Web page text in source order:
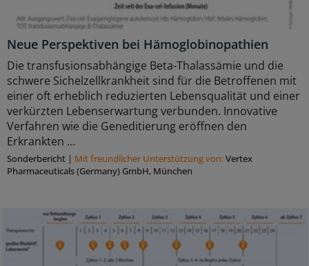
Neue Perspektiven bei Hämoglobinopathien
Die transfusionsabhängige Beta-Thalassämie und die
schwere Sichelzellkrankheit sind für die Betroffenen mit
einer oft erheblich reduzierten Lebensqualität und einer
verkürzten Lebenserwartung verbunden. Innovative
Verfahren wie die Geneditierung eröffnen den
Erkrankten ...
Sonderbericht | Mit freundlicher Unterstützung von:Vertex
Pharmaceuticals (Germany) GmbH, München